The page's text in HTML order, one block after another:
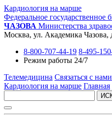
Кардиология на марше
Федеральное государственное
ЧАЗОВА Министерства
Москва, ул. Академика Чазова,
8-800-707-44-19 8-495-
Режим работы 24/7
Телемедицина Связаться с нами
Кардиология на марше Главная